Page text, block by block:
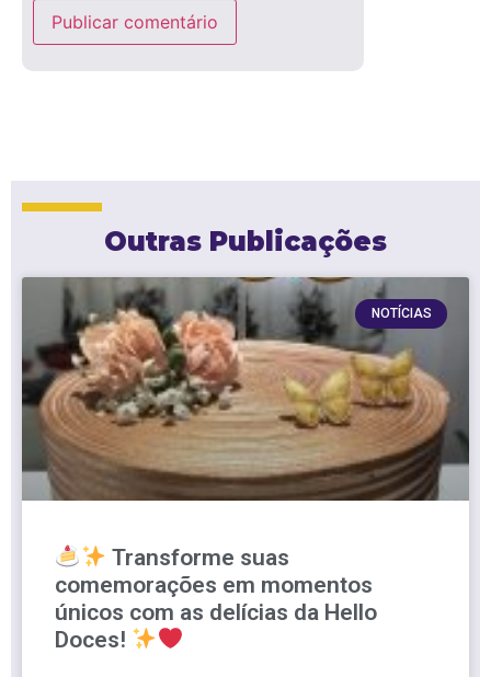
Outras Publicações
NOTÍCIAS
Transforme suas
comemorações em momentos
únicos com as delícias da Hello
Doces!